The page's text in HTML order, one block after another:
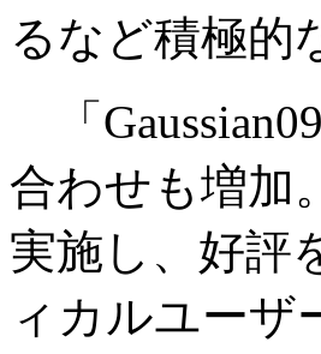
るなど積極的
「
合わせも増加
実施し、好評
ィカルユーザ